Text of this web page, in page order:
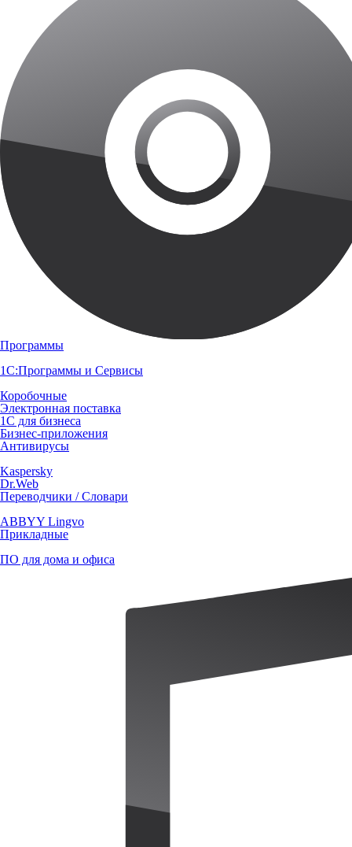
Программы
1С:Программы и Сервисы
Коробочные
Электронная поставка
1С для бизнеса
Бизнес-приложения
Антивирусы
Kaspersky
Dr.Web
Переводчики / Словари
ABBYY Lingvo
Прикладные
ПО для дома и офиса